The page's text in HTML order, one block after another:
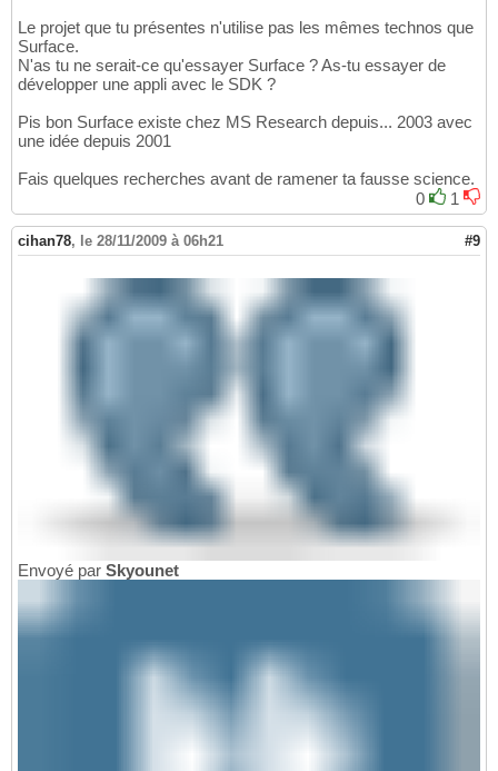
Le projet que tu présentes n'utilise pas les mêmes technos que
Surface.
N'as tu ne serait-ce qu'essayer Surface ? As-tu essayer de
développer une appli avec le SDK ?
Pis bon Surface existe chez MS Research depuis... 2003 avec
une idée depuis 2001
Fais quelques recherches avant de ramener ta fausse science.
0
1
cihan78, le 28/11/2009 à 06h21 #9
Envoyé par Skyounet